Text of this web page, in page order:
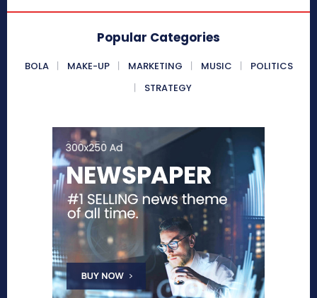
Popular Categories
BOLA MAKE-UP MARKETING MUSIC
POLITICS
STRATEGY